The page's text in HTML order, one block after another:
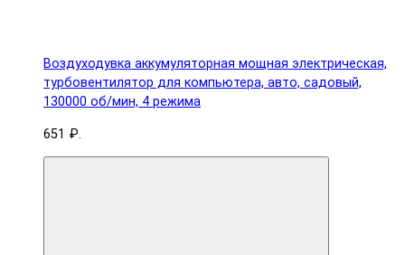
Воздуходувка аккумуляторная мощная электрическая,
турбовентилятор для компьютера, авто, садовый,
130000 об/мин, 4 режима
651 ₽.